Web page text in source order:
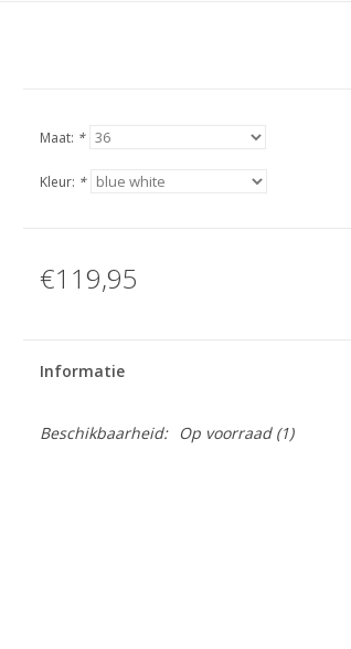
Maat: *
Kleur: *
€119,95
Informatie
Beschikbaarheid: Op voorraad(1)